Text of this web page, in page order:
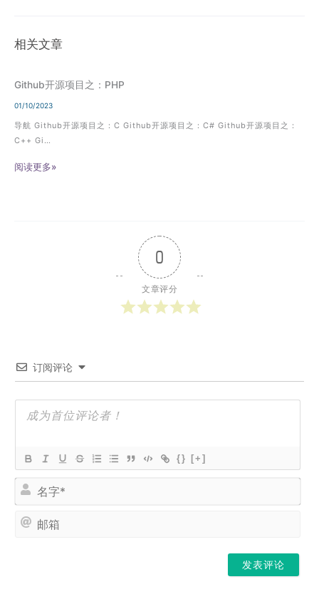
相关文章
Github开源项目之：PHP
01/10/2023
导航 Github开源项目之：C Github开源项目之：C# Github开源项目之：
C++ Gi…
阅读更多»
0
文章评分
订阅评论
{} [+]
名